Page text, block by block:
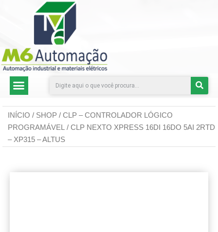
INÍCIO / SHOP / CLP – CONTROLADOR LÓGICO
PROGRAMÁVEL / CLP NEXTO XPRESS 16DI 16DO 5AI 2RTD
– XP315 – ALTUS